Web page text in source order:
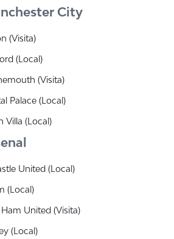
City
(Visita)
(Local)
(Visita)
Palace (Local)
Villa (Local)
United (Local)
(Local)
United (Visita)
(Local)